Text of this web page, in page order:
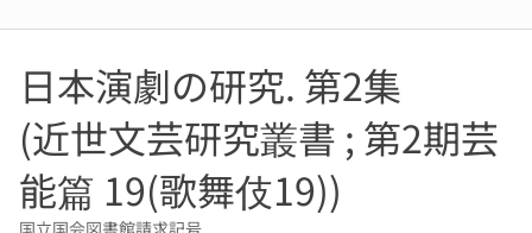
日本演劇の研究. 第2集
(近世文芸研究叢書 ; 第2期芸
能篇 19(歌舞伎19))
国立国会図書館請求記号